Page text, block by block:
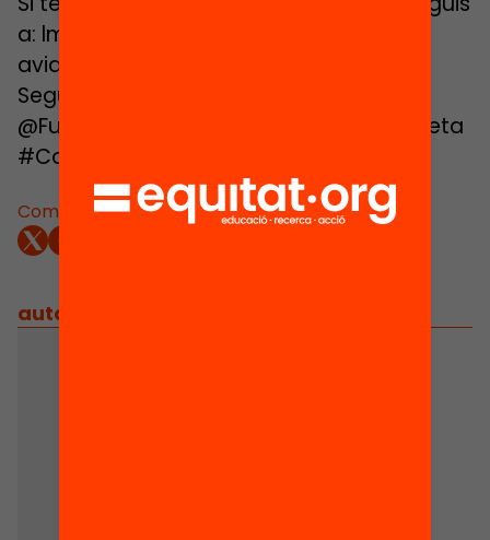
Comparteix:
a: lmas@fbofill.cat i et respondrem tant
aviat com sigui possible.
Segueix-nos al twitter amb
@FundacioBofill, @educacio360 i l’etiqueta
#ComunitatsQueEduquen.
autors